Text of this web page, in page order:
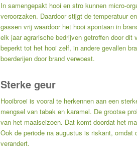
In samengepakt hooi en stro kunnen micro-
veroorzaken. Daardoor stijgt de temperatuur
gassen vrij waardoor het hooi spontaan in
elk jaar agrarische bedrijven getroffen door
beperkt tot het hooi zelf, in andere gevallen
boerderijen door brand verwoest.
Sterke geur
Hooibroei is vooral te herkennen aan een
mengsel van tabak en karamel. De grootse
van het maaiseizoen. Dat komt doordat het
Ook de periode na augustus is riskant, omdat
verandert.